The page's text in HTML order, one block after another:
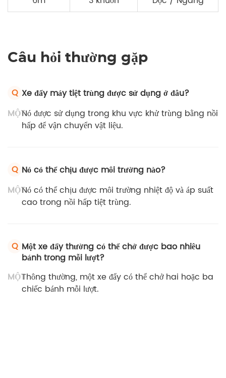
Câu hỏi thường gặp
Q Xe đẩy máy tiệt trùng được sử dụng ở đâu?
MỘTNó được sử dụng trong khu vực khử trùng bằng nồi
hấp để vận chuyển vật liệu.
Q Nó có thể chịu được môi trường nào?
MỘTNó có thể chịu được môi trường nhiệt độ và áp suất
cao trong nồi hấp tiệt trùng.
Q Một xe đẩy thường có thể chở được bao nhiêu
bánh trong mỗi lượt?
MỘTThông thường, một xe đẩy có thể chở hai hoặc ba
chiếc bánh mỗi lượt.